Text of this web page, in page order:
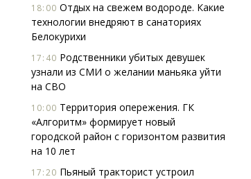
18:00 Отдых на свежем водороде. Какие
технологии внедряют в санаториях
Белокурихи
17:40 Родственники убитых девушек
узнали из СМИ о желании маньяка уйти
на СВО
10:00 Территория опережения. ГК
«Алгоритм» формирует новый
городской район с горизонтом развития
на 10 лет
17:20 Пьяный тракторист устроил